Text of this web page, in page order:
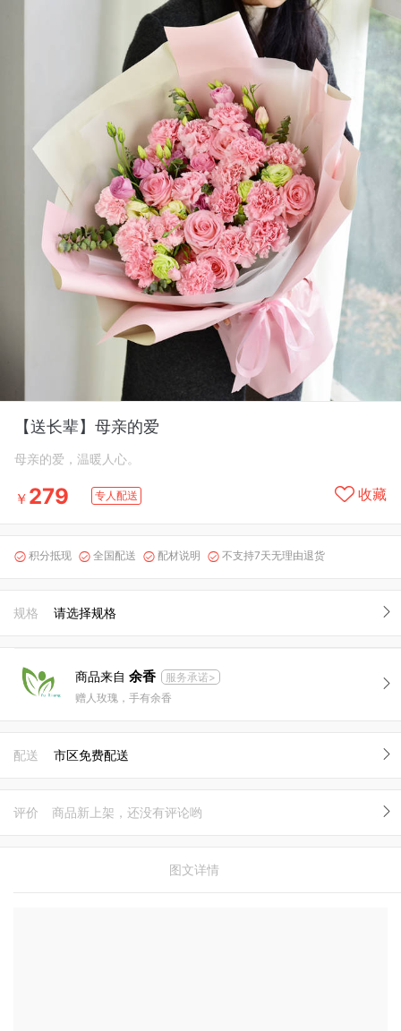
【送长辈】母亲的爱
母亲的爱，温暖人心。
￥ 279 专人配送 收藏
 积分抵现  全国配送  配材说明  不支持7天无理由退货
规格 请选择规格
商品来自 余香
服务承诺>
赠人玫瑰，手有余香
配送 市区免费配送
评价 商品新上架，还没有评论哟
图文详情